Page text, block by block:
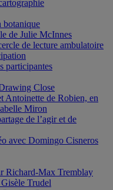
botanique
de Julie McInnes
de lecture ambulatoire
participantes
Close
Antoinette de Robien, en
Miron
de l’agir et de
avec Domingo Cisneros
Richard-Max Tremblay
Trudel